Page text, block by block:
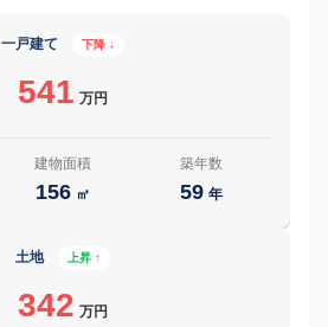
一戸建て 下降 ↓
541 万円
建物面積
156 ㎡
築年数
59 年
土地 上昇 ↑
342 万円